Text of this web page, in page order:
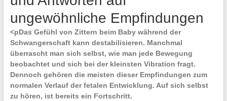
ungewöhnliche Empfindungen
<pDas Gefühl von Zittern beim Baby während der
Schwangerschaft kann destabilisieren. Manchmal
überrascht man sich selbst, wie man jede Bewegung
beobachtet und sich bei der kleinsten Vibration fragt.
Dennoch gehören die meisten dieser Empfindungen zum
normalen Verlauf der fetalen Entwicklung. Auf sich selbst
zu hören, ist bereits ein Fortschritt.